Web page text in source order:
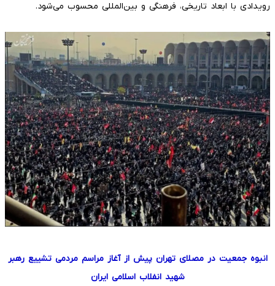
رویدادی با ابعاد تاریخی، فرهنگی و بین‌المللی محسوب می‌شود.
انبوه جمعیت در مصلای تهران پیش از آغاز مراسم مردمی تشییع رهبر
شهید انفلاب اسلامی ایران